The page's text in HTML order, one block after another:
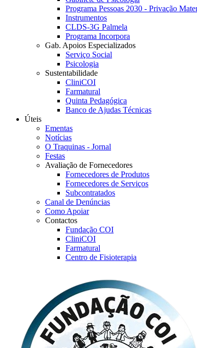
Programa Pessoas 2030 - Privação
Instrumentos
CLDS-3G Palmela
Programa Incorpora
Gab. Apoios Especializados
Serviço Social
Psicologia
Sustentabilidade
CliniCOI
Farmatural
Quinta Pedagógica
Banco de Ajudas Técnicas
Úteis
Ementas
Notícias
O Traquinas - Jornal
Festas
Avaliação de Fornecedores
Fornecedores de Produtos
Fornecedores de Serviços
Subcontratados
Canal de Denúncias
Como Apoiar
Contactos
Fundação COI
CliniCOI
Farmatural
Centro de Fisioterapia